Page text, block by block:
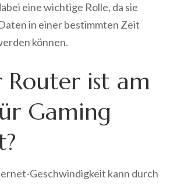
eine wichtige Rolle, da sie
in einer bestimmten Zeit
können.
Router ist am
Gaming
Geschwindigkeit kann durch